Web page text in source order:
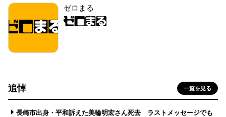
ゼロまる
追悼 一覧を見る
長崎市出身・平和訴えた美輪明宏さん死去 ラストメッセージでも